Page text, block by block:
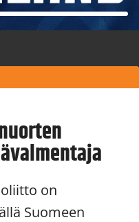
on
Suomeen